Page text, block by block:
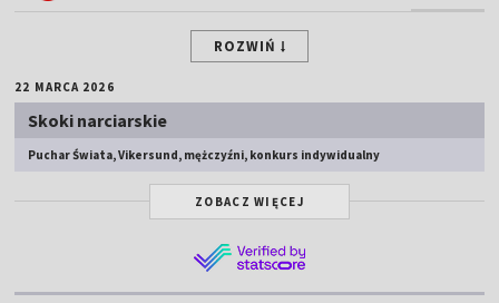
ROZWIŃ
22 MARCA 2026
Skoki narciarskie
Puchar Świata, Vikersund, mężczyźni, konkurs indywidualny
ZOBACZ WIĘCEJ